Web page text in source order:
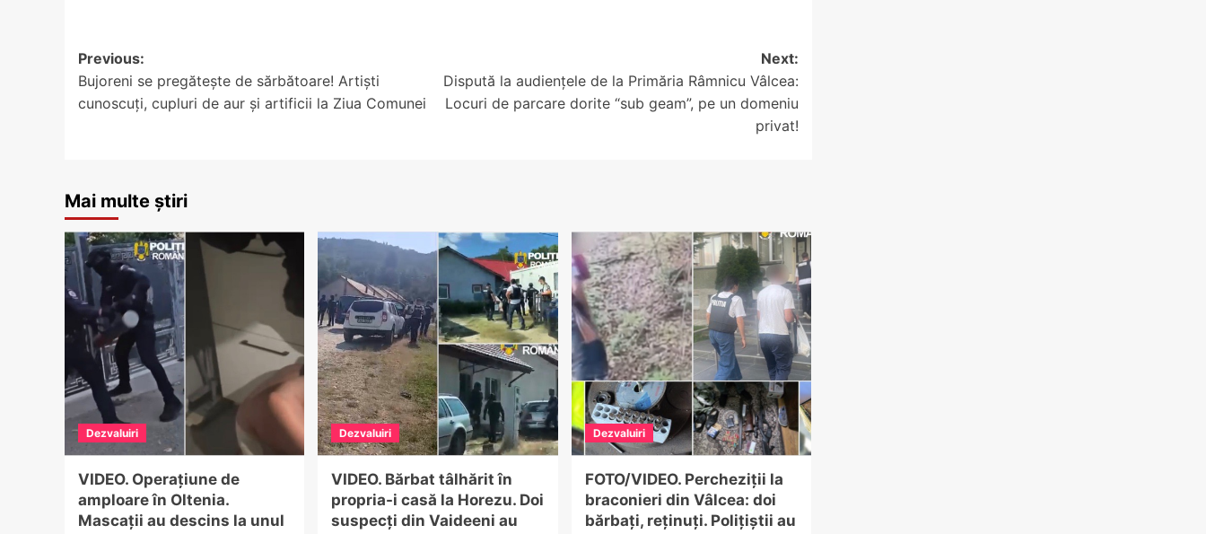
Post
navigation
Previous:
Bujoreni se pregătește de sărbătoare! Artiști
cunoscuți, cupluri de aur și artificii la Ziua Comunei
Next:
Dispută la audiențele de la Primăria Râmnicu Vâlcea:
Locuri de parcare dorite “sub geam”, pe un domeniu
privat!
Mai multe știri
Dezvaluiri
VIDEO. Operațiune de
amploare în Oltenia.
Mascații au descins la unul
Dezvaluiri
VIDEO. Bărbat tâlhărit în
propria-i casă la Horezu. Doi
suspecți din Vaideeni au
Dezvaluiri
FOTO/VIDEO. Percheziții la
braconieri din Vâlcea: doi
bărbați, reținuți. Polițiștii au